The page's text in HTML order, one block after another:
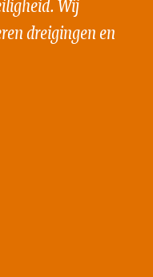
dreigingen en